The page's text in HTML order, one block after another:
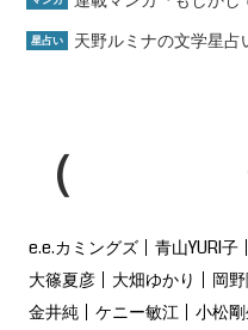
星占い 天野ルミナの文学星占
e.e.カミングズ 青山YURI子
大篠夏彦
大畑ゆかり 岡
金井純
ケニー敏江 小松